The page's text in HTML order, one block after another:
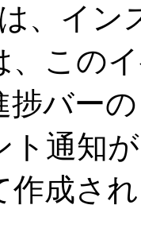
は、イン
、この
捗バー
ト通知
作成さ